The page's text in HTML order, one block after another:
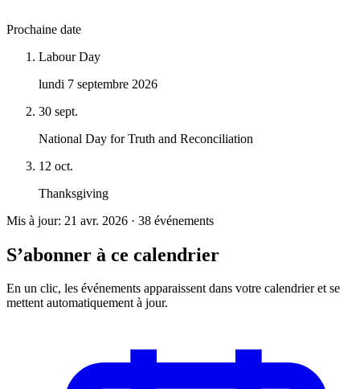
Prochaine date
Labour Day
lundi 7 septembre 2026
30 sept.
National Day for Truth and Reconciliation
12 oct.
Thanksgiving
Mis à jour: 21 avr. 2026 · 38 événements
S’abonner à ce calendrier
En un clic, les événements apparaissent dans votre calendrier et se
mettent automatiquement à jour.